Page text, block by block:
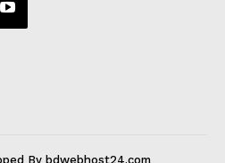
By bdwebhost24.com